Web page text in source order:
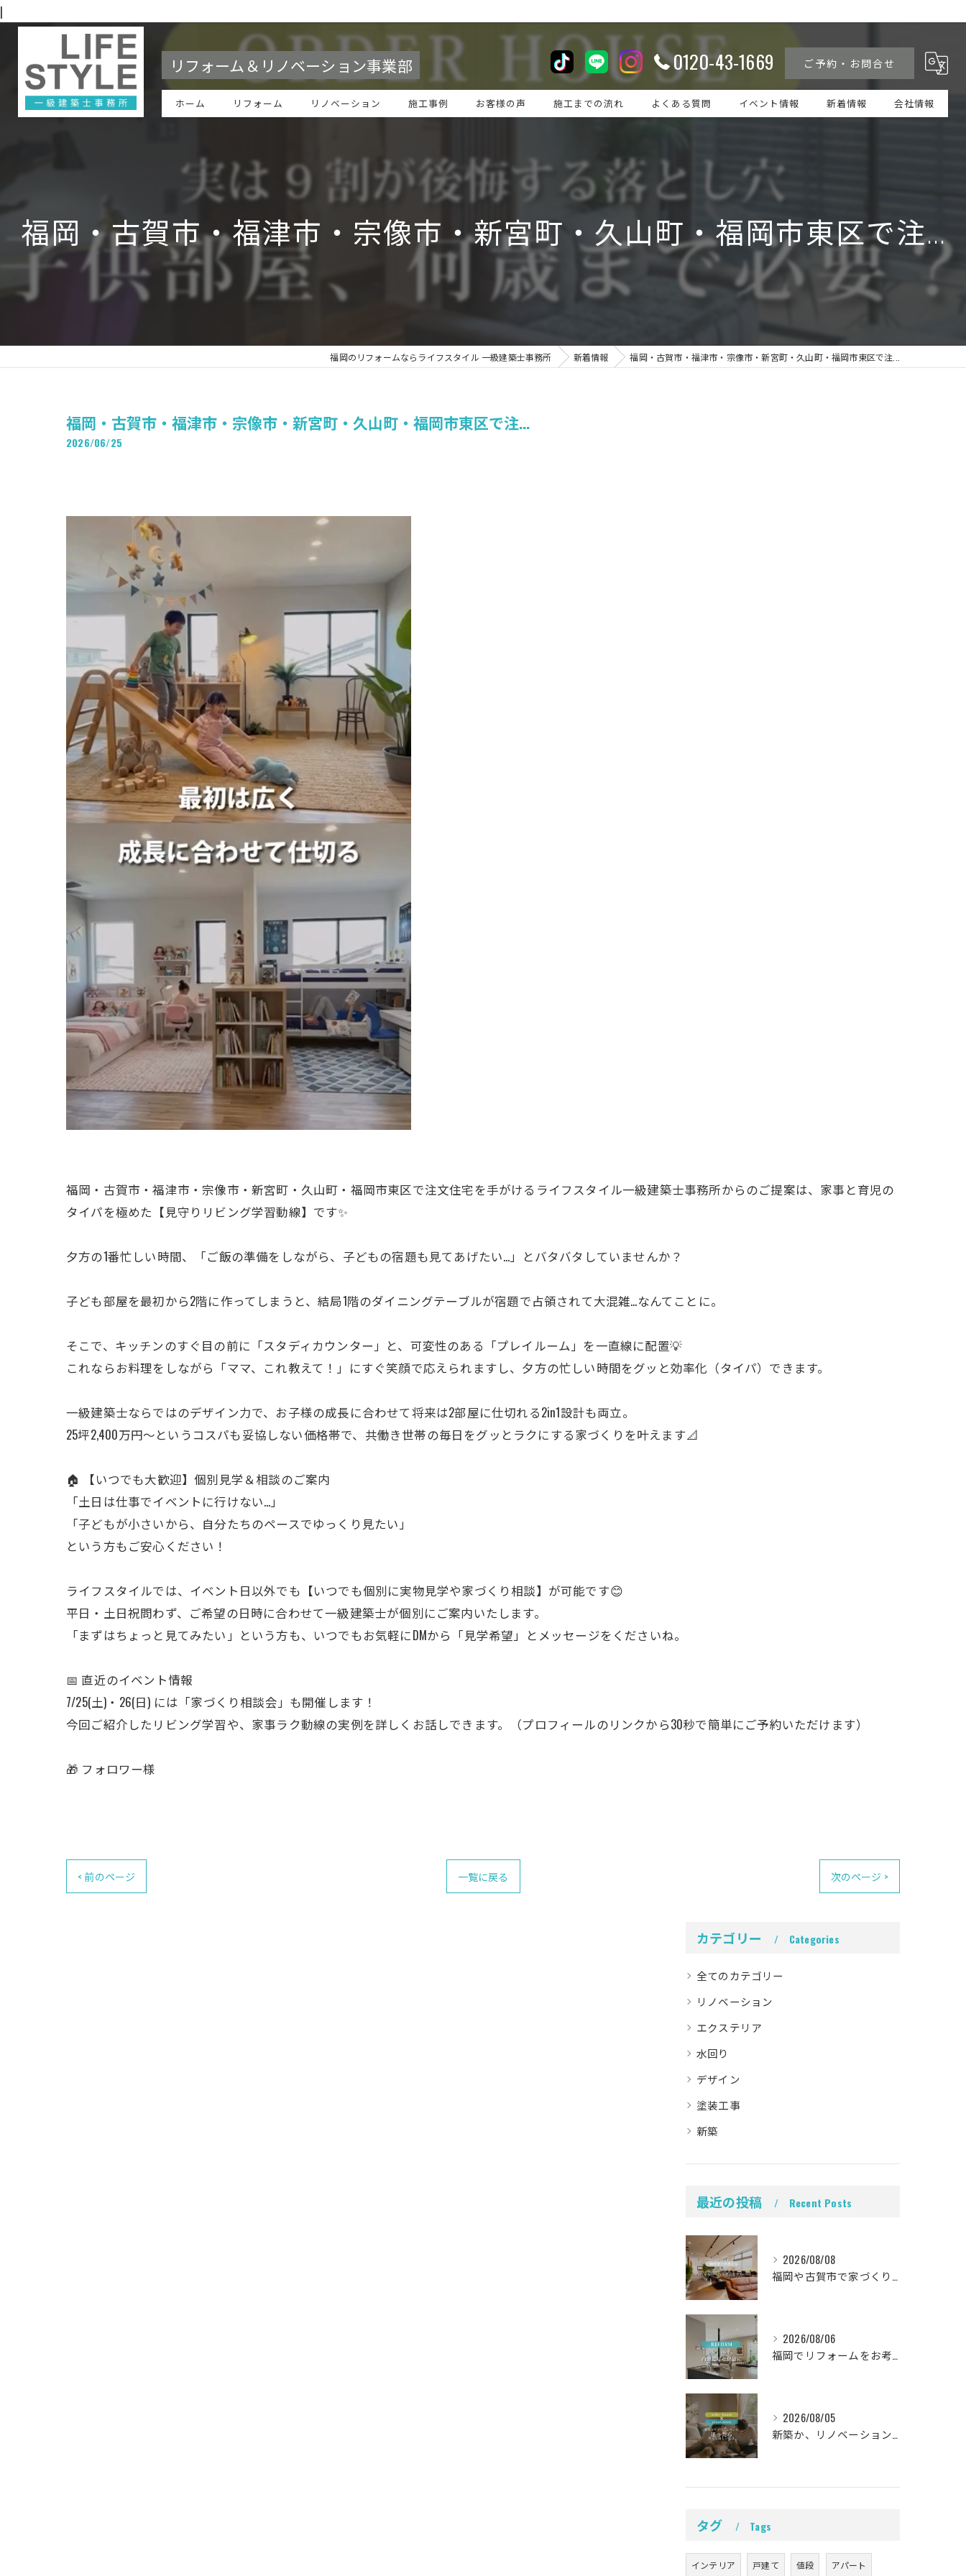
|
リフォーム＆リノベーション事業部 0120-43-1669 ご予約・お問合せ
ホーム リフォーム リノベーション 施工事例 お客様の声 施工までの流れ よくある質問 イベント情報 新着情報 会社情報
福岡・古賀市・福津市・宗像市・新宮町・久山町・福岡市東区で注...
福岡のリフォームならライフスタイル 一級建築士事務所 新着情報 福岡・古賀市・福津市・宗像市・新宮町・久山町・福岡市東区で注...
福岡・古賀市・福津市・宗像市・新宮町・久山町・福岡市東区で注...
2026/06/25
福岡・古賀市・福津市・宗像市・新宮町・久山町・福岡市東区で注文住宅を手がけるライフスタイル一級建築士事務所からのご提案は、家事と育児の
タイパを極めた【見守りリビング学習動線】です✨
夕方の1番忙しい時間、「ご飯の準備をしながら、子どもの宿題も見てあげたい…」とバタバタしていませんか？
子ども部屋を最初から2階に作ってしまうと、結局1階のダイニングテーブルが宿題で占領されて大混雑…なんてことに。
そこで、キッチンのすぐ目の前に「スタディカウンター」と、可変性のある「プレイルーム」を一直線に配置💡
これならお料理をしながら「ママ、これ教えて！」にすぐ笑顔で応えられますし、夕方の忙しい時間をグッと効率化（タイパ）できます。
一級建築士ならではのデザイン力で、お子様の成長に合わせて将来は2部屋に仕切れる2in1設計も両立。
25坪2,400万円〜というコスパも妥協しない価格帯で、共働き世帯の毎日をグッとラクにする家づくりを叶えます📐
🏠 【いつでも大歓迎】個別見学＆相談のご案内
「土日は仕事でイベントに行けない…」
「子どもが小さいから、自分たちのペースでゆっくり見たい」
という方もご安心ください！
ライフスタイルでは、イベント日以外でも【いつでも個別に実物見学や家づくり相談】が可能です😊
平日・土日祝問わず、ご希望の日時に合わせて一級建築士が個別にご案内いたします。
「まずはちょっと見てみたい」という方も、いつでもお気軽にDMから「見学希望」とメッセージをくださいね。
📅 直近のイベント情報
7/25(土)・26(日) には「家づくり相談会」も開催します！
今回ご紹介したリビング学習や、家事ラク動線の実例を詳しくお話しできます。（プロフィールのリンクから30秒で簡単にご予約いただけます）
🎁 フォロワー様
< 前のページ 一覧に戻る 次のページ >
カテゴリー Categories
全てのカテゴリー
リノベーション
エクステリア
水回り
デザイン
塗装工事
新築
最近の投稿 Recent Posts
2026/08/08
福岡や古賀市で家づくりをされている方から、そんなご相談をよく...
2026/08/06
福岡でリフォームをお考えの方、必見。
2026/08/05
新築か、リノベーションか。
タグ Tags
インテリア 戸建て 値段 アパート